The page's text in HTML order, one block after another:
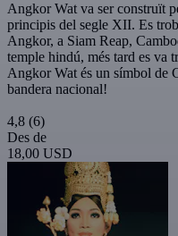
Angkor Wat va ser construït
principis del segle XII. Es
Angkor, a Siam Reap,
temple hindú, més tard es va
Angkor Wat és un símbol de
bandera nacional!
4,8 (6)
Des de
18,00 USD